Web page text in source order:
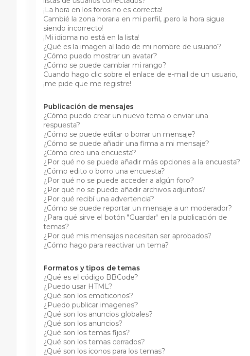
¡La hora en los foros no es correcta!
Cambié la zona horaria en mi perfil, ¡pero la hora sigue
siendo incorrecto!
¡Mi idioma no está en la lista!
¿Qué es la imagen al lado de mi nombre de usuario?
¿Cómo puedo mostrar un avatar?
¿Cómo se puede cambiar mi rango?
Cuando hago clic sobre el enlace de e-mail de un usuario,
¡me pide que me registre!
Publicación de mensajes
¿Cómo puedo crear un nuevo tema o enviar una
respuesta?
¿Cómo se puede editar o borrar un mensaje?
¿Cómo se puede añadir una firma a mi mensaje?
¿Cómo creo una encuesta?
¿Por qué no se puede añadir más opciones a la encuesta?
¿Cómo edito o borro una encuesta?
¿Por qué no se puede acceder a algún foro?
¿Por qué no se puede añadir archivos adjuntos?
¿Por qué recibí una advertencia?
¿Cómo se puede reportar un mensaje a un moderador?
¿Para qué sirve el botón "Guardar" en la publicación de
temas?
¿Por qué mis mensajes necesitan ser aprobados?
¿Cómo hago para reactivar un tema?
Formatos y tipos de temas
¿Qué es el código BBCode?
¿Puedo usar HTML?
¿Qué son los emoticonos?
¿Puedo publicar imagenes?
¿Qué son los anuncios globales?
¿Qué son los anuncios?
¿Qué son los temas fijos?
¿Qué son los temas cerrados?
¿Qué son los iconos para los temas?